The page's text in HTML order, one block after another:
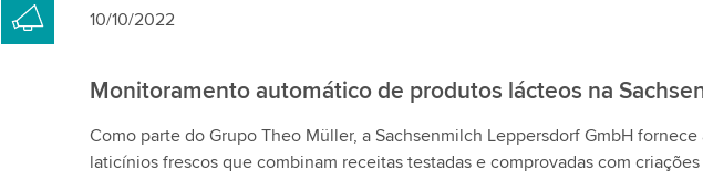
10/10/2022
Monitoramento automático de produtos lácteos na
Como parte do Grupo Theo Müller, a Sachsenmilch Leppersdorf GmbH fornece
laticínios frescos que combinam receitas testadas e comprovadas com